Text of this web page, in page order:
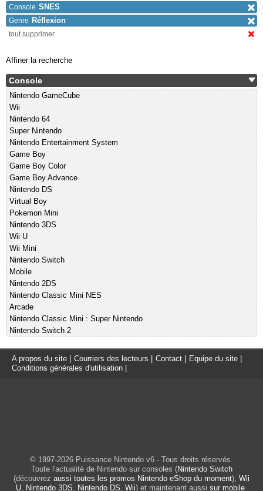
Console SNES
Genre Réflexion
tout supprimer
Affiner la recherche
Console
Nintendo GameCube
Wii
Nintendo 64
Super Nintendo
Nintendo Entertainment System
Game Boy
Game Boy Color
Game Boy Advance
Nintendo DS
Virtual Boy
Pokemon Mini
Nintendo 3DS
Wii U
Wii Mini
Nintendo Switch
Mobile
Nintendo 2DS
Nintendo Classic Mini NES
Arcade
Nintendo Classic Mini : Super Nintendo
Nintendo Switch 2
A propos du site Courriers des lecteurs Contact Equipe du site
Conditions générales d'utilisation
© 1997-2026 Puissance Nintendo v6 - Tous droits réservés.
Toute l'actualité de Nintendo sur consoles (Nintendo Switch
(découvrez aussi toutes les promos Nintendo eShop du moment), Wii
U, Nintendo 3DS, Nintendo DS, Wii) et maintenant aussi sur mobile.